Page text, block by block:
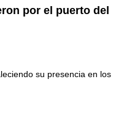
por el puerto del
su presencia en los